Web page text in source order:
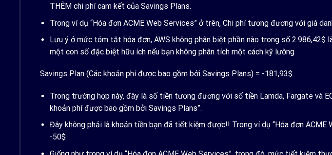
THÊM chi phí cam kết của Savings Plans.
Trong ví dụ “Hóa đơn ACME Web Services” ở trên, Chi phí tương đương với giá
Lưu ý ở mức tóm tắt hóa đơn, AWS không phân biệt phần nào trong số
một con số đặc biệt hữu ích nếu bạn không phân tích một cách kỹ lưỡng
Savings Plan (Các khoản phí được bao gồm bởi Savings Plans) = -181,93$
Trong trường hợp này, đây là số tiền tương đương với số tiền Lamda, Fargate và
khoản phí được bao gồm bởi Savings Plans”.
Đây không phải là khoản tiền bạn đã tiết kiệm được!! Trong ví dụ “Hóa đơn
-50$